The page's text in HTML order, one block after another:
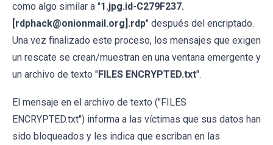
como algo similar a "1.jpg.id-C279F237.
[rdphack@onionmail.org].rdp" después del encriptado.
Una vez finalizado este proceso, los mensajes que exigen
un rescate se crean/muestran en una ventana emergente y
un archivo de texto "FILES ENCRYPTED.txt".
El mensaje en el archivo de texto ("FILES
ENCRYPTED.txt") informa a las víctimas que sus datos han
sido bloqueados y les indica que escriban en las